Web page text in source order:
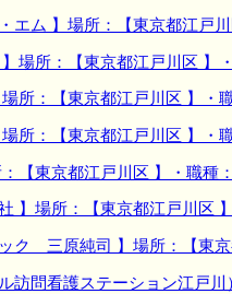
ム 】場所：【東京都江戸川
所：【東京都江戸川区 】
：【東京都江戸川区 】・
：【東京都江戸川区 】・
東京都江戸川区 】・職種
場所：【東京都江戸川区
ク 三原純司 】場所：【東
問看護ステーション江戸